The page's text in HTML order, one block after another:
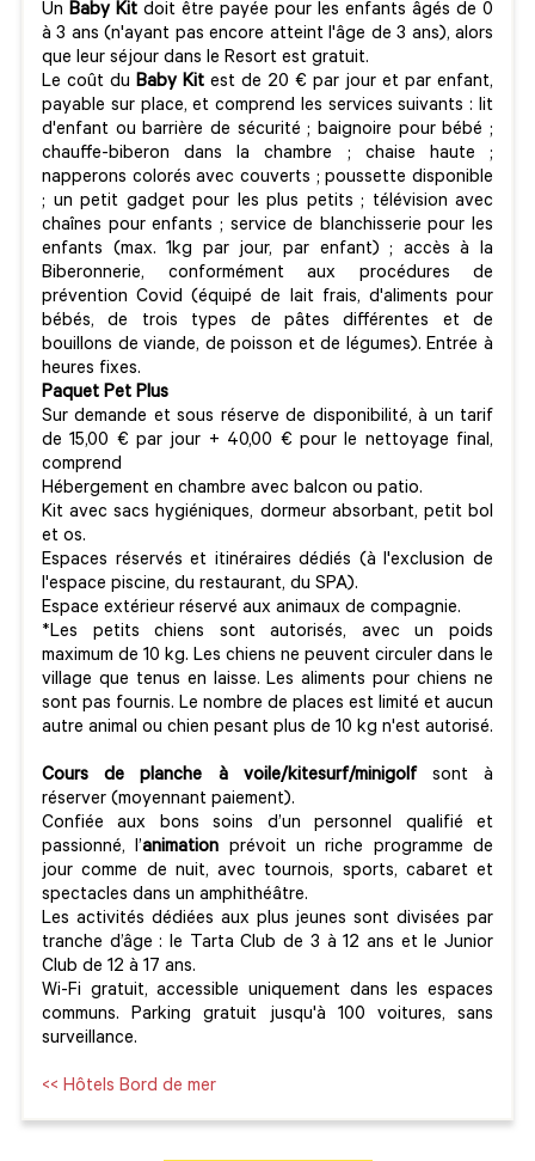
Un Baby Kit doit être payée pour les enfants âgés de 0
à 3 ans (n'ayant pas encore atteint l'âge de 3 ans), alors
que leur séjour dans le Resort est gratuit.
Le coût du Baby Kit est de 20 € par jour et par enfant,
payable sur place, et comprend les services suivants : lit
d'enfant ou barrière de sécurité ; baignoire pour bébé ;
chauffe-biberon dans la chambre ; chaise haute ;
napperons colorés avec couverts ; poussette disponible
; un petit gadget pour les plus petits ; télévision avec
chaînes pour enfants ; service de blanchisserie pour les
enfants (max. 1kg par jour, par enfant) ; accès à la
Biberonnerie, conformément aux procédures de
prévention Covid (équipé de lait frais, d'aliments pour
bébés, de trois types de pâtes différentes et de
bouillons de viande, de poisson et de légumes). Entrée à
heures fixes.
Paquet Pet Plus
Sur demande et sous réserve de disponibilité, à un tarif
de 15,00 € par jour + 40,00 € pour le nettoyage final,
comprend
Hébergement en chambre avec balcon ou patio.
Kit avec sacs hygiéniques, dormeur absorbant, petit bol
et os.
Espaces réservés et itinéraires dédiés (à l'exclusion de
l'espace piscine, du restaurant, du SPA).
Espace extérieur réservé aux animaux de compagnie.
*Les petits chiens sont autorisés, avec un poids
maximum de 10 kg. Les chiens ne peuvent circuler dans le
village que tenus en laisse. Les aliments pour chiens ne
sont pas fournis. Le nombre de places est limité et aucun
autre animal ou chien pesant plus de 10 kg n'est autorisé.
Cours de planche à voile/kitesurf/minigolf sont à
réserver (moyennant paiement).
Confiée aux bons soins d’un personnel qualifié et
passionné, l’animation prévoit un riche programme de
jour comme de nuit, avec tournois, sports, cabaret et
spectacles dans un amphithéâtre.
Les activités dédiées aux plus jeunes sont divisées par
tranche d’âge : le Tarta Club de 3 à 12 ans et le Junior
Club de 12 à 17 ans.
Wi-Fi gratuit, accessible uniquement dans les espaces
communs. Parking gratuit jusqu'à 100 voitures, sans
surveillance.
<< Hôtels Bord de mer